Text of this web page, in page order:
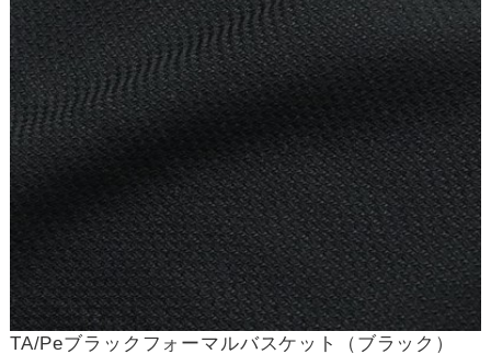
TA/Peブラックフォーマルバスケット（ブラック）